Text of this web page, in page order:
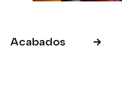
Acabados